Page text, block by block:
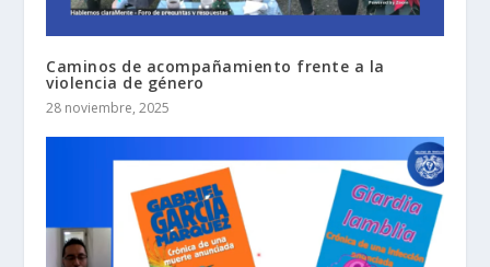
Caminos de acompañamiento frente a la
violencia de género
28 noviembre, 2025